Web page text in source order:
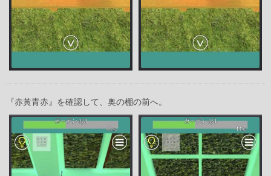
『赤黃青赤』を確認して、奥の棚の前へ。